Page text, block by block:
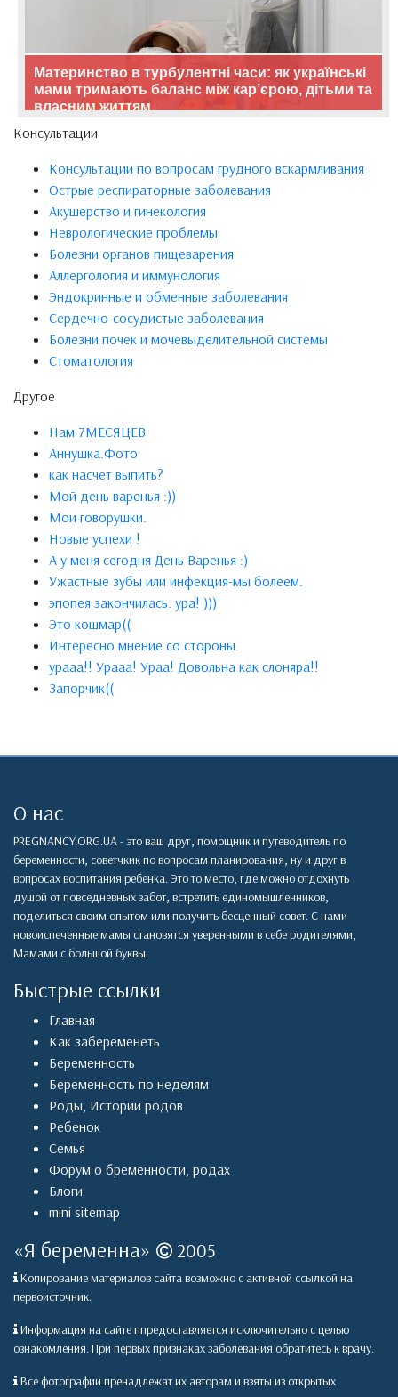
Материнство в турбулентні часи: як українські
мами тримають баланс між кар’єрою, дітьми та
власним життям
Консультации
Консультации по вопросам грудного вскармливания
Острые респираторные заболевания
Акушерство и гинекология
Неврологические проблемы
Болезни органов пищеварения
Аллергология и иммунология
Эндокринные и обменные заболевания
Сердечно-сосудистые заболевания
Болезни почек и мочевыделительной системы
Стоматология
Другое
Нам 7МЕСЯЦЕВ
Аннушка.Фото
как насчет выпить?
Мой день варенья :))
Мои говорушки.
Новые успехи !
А у меня сегодня День Варенья :)
Ужастные зубы или инфекция-мы болеем.
эпопея закончилась. ура! )))
Это кошмар((
Интересно мнение со стороны.
урааа!! Урааа! Ураа! Довольна как слоняра!!
Запорчик((
О нас
PREGNANCY.ORG.UA - это ваш друг, помощник и путеводитель по
беременности, советчкик по вопросам планирования, ну и друг в
вопросах воспитания ребенка. Это то место, где можно отдохнуть
душой от повседневных забот, встретить единомышленников,
поделиться своим опытом или получить бесценный совет. С нами
новоиспеченные мамы становятся уверенными в себе родителями,
Мамами с большой буквы.
Быстрые ссылки
Главная
Как забеременеть
Беременность
Беременность по неделям
Роды, Истории родов
Ребенок
Семья
Форум о бременности, родах
Блоги
mini sitemap
«Я беременна» 2005
Копирование материалов сайта возможно с активной ссылкой на
первоисточник.
Информация на сайте ппредоставляется исключительно с целью
ознакомления. При первых признаках заболевания обратитесь к врачу.
Все фотографии пренадлежат их авторам и взяты из открытых